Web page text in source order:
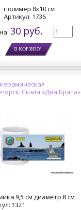
полимер 8х10 см
Артикул: 1736
30 руб.
Скала «Два Брата»
9,5 см диаметр 8 см
1321